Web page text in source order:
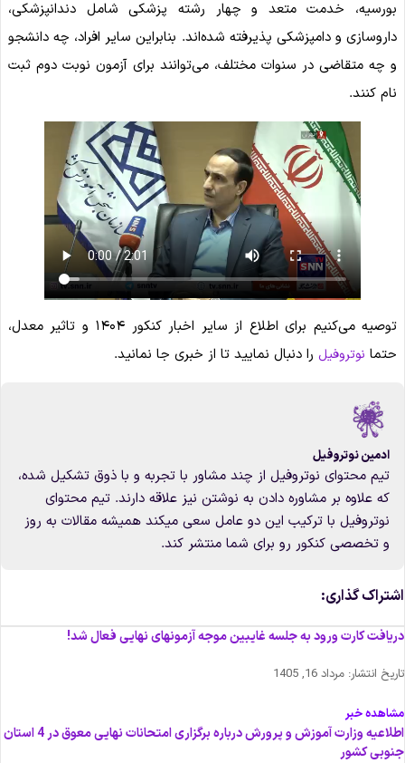
بورسیه، خدمت متعد و چهار رشته پزشکی شامل دندانپزشکی،
داروسازی و دامپزشکی پذیرفته شده‌اند. بنابراین سایر افراد، چه دانشجو
و چه متقاضی در سنوات مختلف، می‌توانند برای آزمون نوبت دوم ثبت
نام کنند.
توصیه می‌کنیم برای اطلاع از سایر اخبار کنکور ۱۴۰۴ و تاثیر معدل،
حتما نوتروفیلرا دنبال نمایید تا از خبری جا نمانید.
ادمین نوتروفیل
تیم محتوای نوتروفیل از چند مشاور با تجربه و با ذوق تشکیل شده،
که علاوه بر مشاوره دادن به نوشتن نیز علاقه دارند. تیم محتوای
نوتروفیل با ترکیب این دو عامل سعی میکند همیشه مقالات به روز
و تخصصی کنکور رو برای شما منتشر کند.
گذاری:
کارت ورود به جلسه غایبین موجه آزمونهای نهایی فعال شد!
انتشار: مرداد 16, 1405
خبر
اطلاعیه وزارت آموزش و پرورش درباره برگزاری امتحانات نهایی معوق در 4 استان
کشور